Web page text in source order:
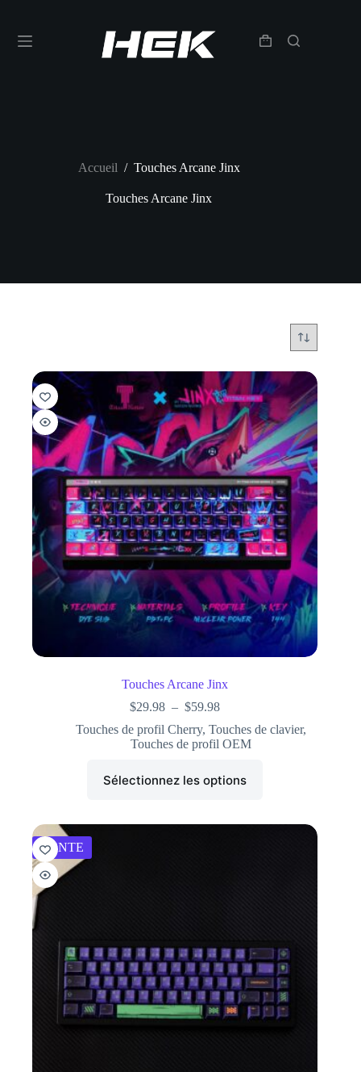
Accueil / Touches Arcane Jinx
Touches Arcane Jinx
Touches Arcane Jinx
$29.98 – $59.98
Touches de profil Cherry,Touches de clavier,
Touches de profil OEM
Sélectionnez les options
VENTE